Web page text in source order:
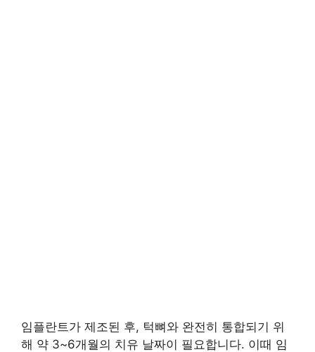
임플란트가 제조된 후, 턱뼈와 완전히 통합되기 위
해 약 3~6개월의 치유 날짜이 필요합니다. 이때 임